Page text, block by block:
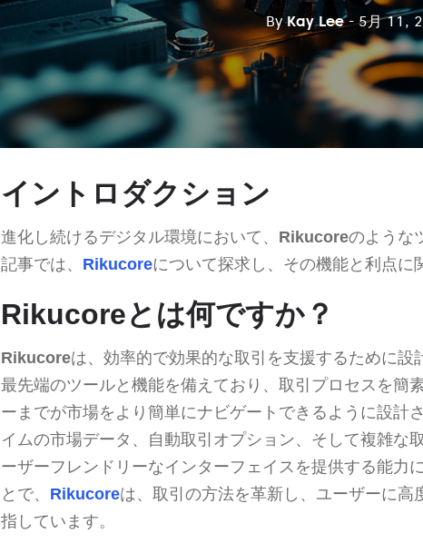
ByKay Lee - 5月 11,
イントロダクション
進化し続けるデジタル環境において、 Rikucoreのような
記事では、 Rikucoreについて探求し、その機能と利点に
Rikucoreとは何ですか？
Rikucoreは、効率的で効果的な取引を支援するために設
最先端のツールと機能を備えており、取引プロセスを簡
ーまでが市場をより簡単にナビゲートできるように設計
イムの市場データ、自動取引オプション、そして複雑な
ーザーフレンドリーなインターフェイスを提供する能力
とで、 Rikucoreは、取引の方法を革新し、ユーザーに高
指しています。